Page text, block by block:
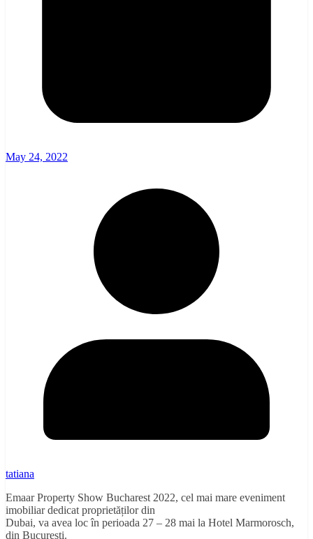
May 24, 2022
tatiana
Emaar Property Show Bucharest 2022, cel mai mare eveniment
imobiliar dedicat proprietăților din
Dubai, va avea loc în perioada 27 – 28 mai la Hotel Marmorosch,
din București.